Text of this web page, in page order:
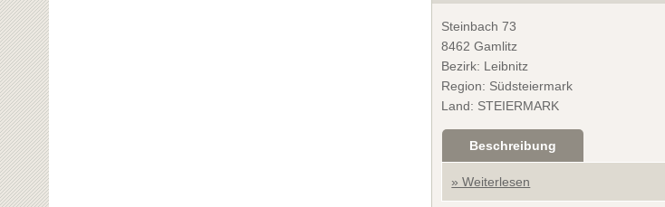
Steinbach 73
8462 Gamlitz
Bezirk: Leibnitz
Region: Südsteiermark
Land: STEIERMARK
Beschreibung
» Weiterlesen